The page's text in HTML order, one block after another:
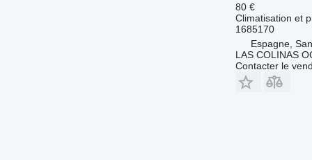
80 €
Climatisation et
1685170
Espagne,
LAS COLINAS
Contacter le